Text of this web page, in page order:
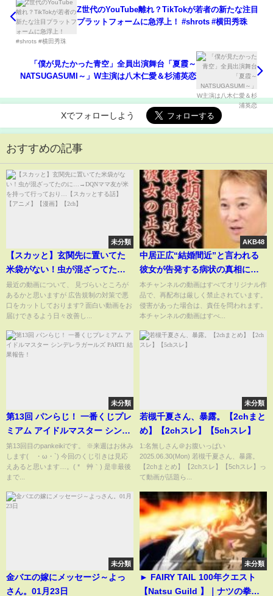
Z世代のYouTube離れ？TikTokが若者の新たな注目
プラットフォームに急浮上！ #shrots #横田秀珠
「僕が見たかった青空」全員出演舞台「夏霞～
NATSUGASUMI～」W主演は八木仁愛＆杉浦英恋
Xでフォローしよう
おすすめの記事
未分類
【スカッと】玄関先に置いてた
米袋がない！虫が混ざってたの
に…→DQNママ友が米を持って
行っており…【スカッとする
話】【アニメ】【漫画】【2ch】
最近の動画について、 見づらいところが
あるかと思いますが 広告規制の対策で悪
口をカットしております? 面白い動画をお
届けできるよう日々改善し...
AKB48
中居正広“結婚間近”と言われる
彼女が告発する病状の真相に一
同驚愕…元SMAPのリーダーの想
像絶する私生活や今まで結婚し
なかった本当の理由がヤバすぎ
本チャンネルの動画はすべてオリジナル作
品で、再配布は厳しく禁止されています。
侵害があった場合は、責任を問われます。
本チャンネルの動画はすべ...
未分類
第13回 パンらじ！ 一番くじプレ
ミアム アイドルマスター シンデ
レラガールズ PART1 結果報告！
第13回目のpankeikiです。 ※来週はお休み
します(´・ω・`) 今回のくじ引きは見応
えあると思います…。( *´艸｀) 是非最後
まで...
未分類
若槻千夏さん、暴露。【2chまと
め】【2chスレ】【5chスレ】
1:名無しさん＠お腹いっぱい
2025.06.30(Mon) 若槻千夏さん、暴露。
【2chまとめ】【2chスレ】【5chスレ】っ
て動画が話題ら...
未分類
金バエの嫁にメッセージ～よっ
さん。01月23日
未分類
► FAIRY TAIL 100年クエスト
【Natsu Guild 】｜ナツの拳か